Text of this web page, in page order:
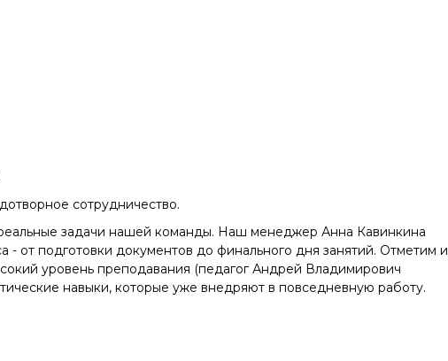
сотрудничество.
задачи нашей команды. Наш менеджер Анна Кавинкина
от подготовки документов до финального дня занятий. Отметим и
уровень преподавания (педагог Андрей Владимирович
навыки, которые уже внедряют в повседневную работу.